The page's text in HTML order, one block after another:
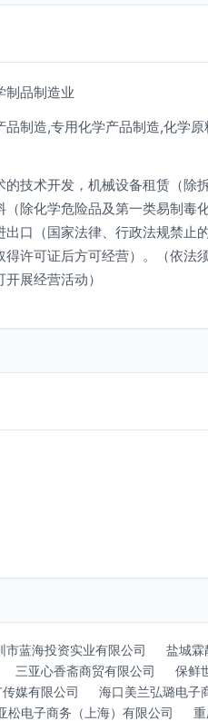
制品制造业
品制造,专用化学产品制造,化学
的技术开发，机械设备租赁（除
除化学危险品及第一类易制毒
口（国家法律、行政法规禁止
许可证后方可经营）。（依法
展经营活动）
市蓝海投资实业有限公司
盐城霖
三亚心香斋商贸有限公司 保鲜
媒有限公司 海口美兰弘璐电子
松电子商务（上海）有限公司